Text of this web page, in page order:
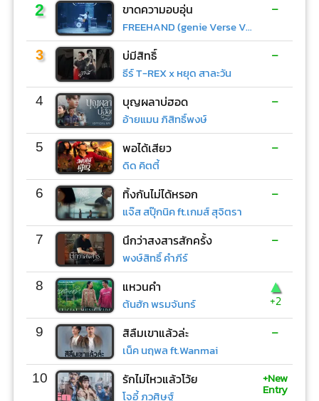
2 ขาดความอบอุ่น
FREEHAND (genie Verse Vol.1)
-
3 บ่มีสิทธิ์
ธีร์ T-REX x หยุด สาละวัน
-
4 บุญผลาบ่ฮอด
อ้ายแมน ภิสิทธิ์พงษ์
-
5 พอได้เสียว
ดิด คิตตี้
-
6 ทิ้งกันไม่ได้หรอก
แจ๊ส สปุ๊กนิค ft.เกมส์ สุจิตรา
-
7 นึกว่าสงสารสักครั้ง
พงษ์สิทธิ์ คำภีร์
-
8 แหวนคำ
ต้นฮัก พรมจันทร์
▲
+2
9 สิลืมเขาแล้วล่ะ
เน็ค นฤพล ft.Wanmai
-
10 รักไม่ไหวแล้วโว้ย
โจอี้ ภูวศิษฐ์
+New
Entry